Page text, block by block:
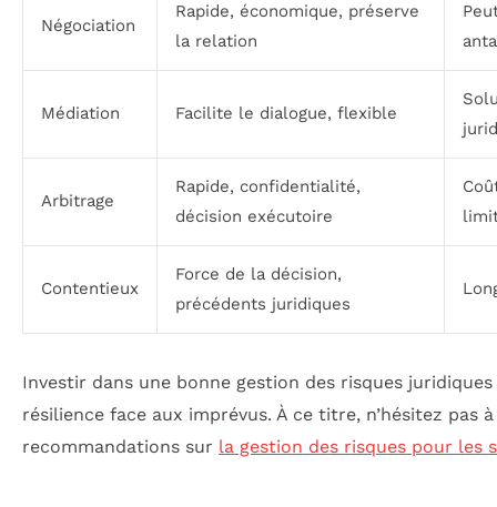
Négociation
Rapide, économique, préserve
la relation
Médiation Facilite le dialogue, flexible
Arbitrage
Rapide, confidentialité,
décision exécutoire
Contentieux
Force de la décision,
précédents juridiques
Investir dans une bonne gestion des risques
résilience face aux imprévus. À ce titre, n’hésitez pas
recommandations sur la gestion des risques pour les